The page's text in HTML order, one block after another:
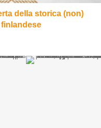
della storica (non)
finlandese